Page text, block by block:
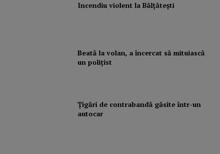
Incendiu violent la Bălţăteşti
Beată la volan, a încercat să mituiască
un poliţist
Ţigări de contrabandă găsite într-un
autocar